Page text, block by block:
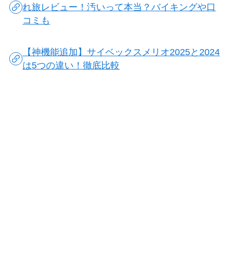
れ旅レビュー！汚いって本当？バイキングや口
コミも
【神機能追加】サイベックスメリオ2025と2024
は5つの違い！徹底比較